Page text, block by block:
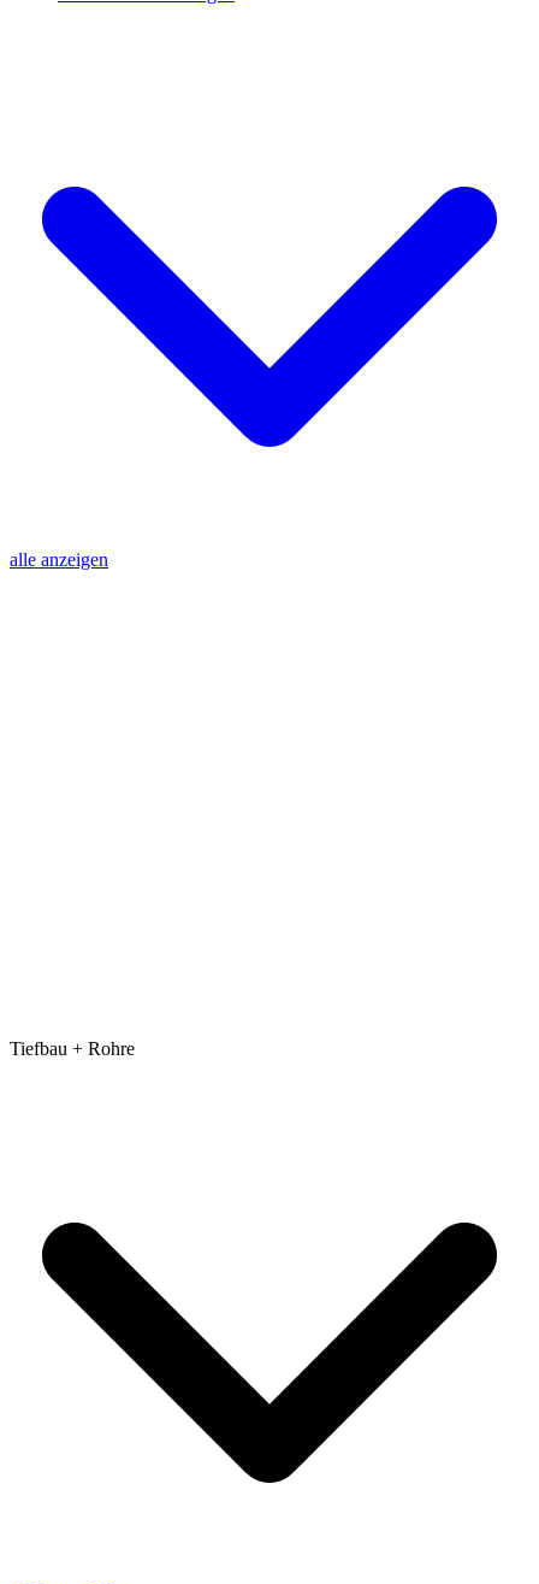
alle anzeigen
Tiefbau + Rohre